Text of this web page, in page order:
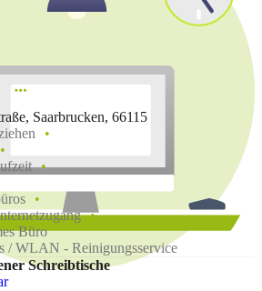
Saarbrucken, 66115
Büro
/ WLAN - Reinigungsservice
Schreibtische